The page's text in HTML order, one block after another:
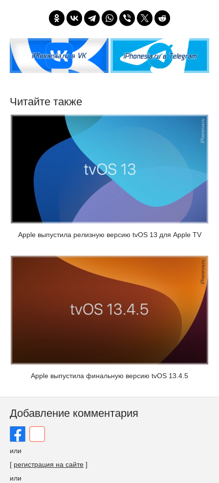
Читайте также
Apple выпустила релизную версию tvOS 13 для Apple TV
Apple выпустила финальную версию tvOS 13.4.5
Добавление комментария
или
[ регистрация на сайте ]
или